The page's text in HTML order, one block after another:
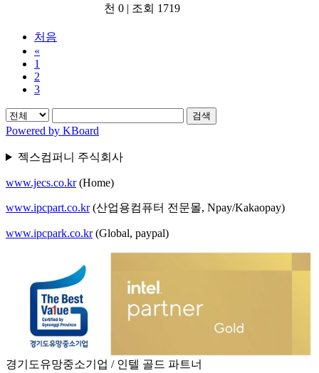
천 0 | 조회 1719
처음
«
1
2
3
검색
Powered by KBoard
젝스컴퍼니 주식회사
www.jecs.co.kr(Home)
www.ipcpart.co.kr(산업용컴퓨터 전문몰, Npay/Kakaopay)
www.ipcpark.co.kr(Global, paypal)
경기도유망중소기업 / 인텔 골드 파트너